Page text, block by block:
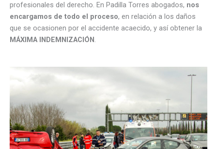
profesionales del derecho. En Padilla Torres abogados, nos
encargamos de todo el proceso, en relación a los daños
que se ocasionen por el accidente acaecido, y así obtener la
MÁXIMA INDEMNIZACIÓN.